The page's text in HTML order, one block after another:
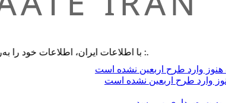
.: با اطلاعات ایران، اطلاعات خود را به‌روز کنید :.